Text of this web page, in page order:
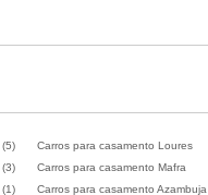
(5) Carros para casamento Loures
(3) Carros para casamento Mafra
(1) Carros para casamento Azambuja